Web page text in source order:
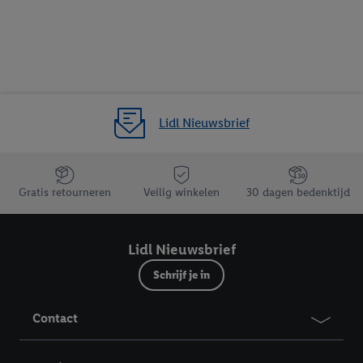
Lidl Nieuwsbrief
Jouw voordelen bij ons als Lidl webshop klant
Gratis retourneren Veilig winkelen 30 dagen bedenktijd
Lidl Nieuwsbrief
Schrijf je in
Contact